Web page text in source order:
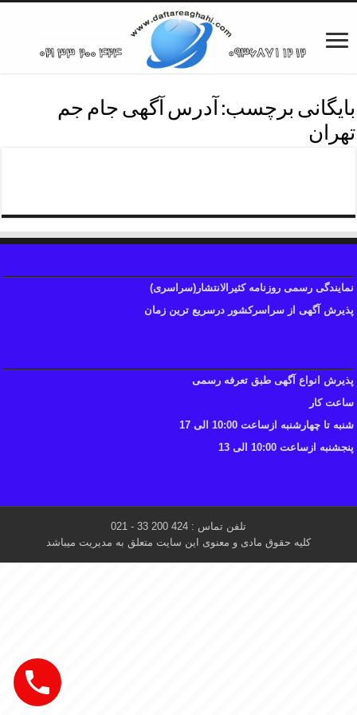
بایگانی برچسب: آدرس آگهی جام جم
تهران
نمایندگی رسمی روزنامه کثیرالانتشار(سراسری)
پذیرش آگهی از سراسرکشور درسریع ترین زمان
پذیرش انواع آگهی طبق تعرفه رسمی
ساعت کار
شنبه تا چهارشنبه ازساعت 10:00 الی 17
پنجشنبه ازساعت 10:00 الی 13
تلفن تماس : 424 200 33 - 021
کلیه حقوق مادی و معنوی این سایت متعلق به مدیریت میباشد